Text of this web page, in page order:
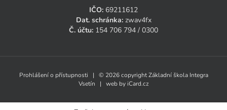
IČO: 69211612
Dat. schránka: zwav4fx
Č. účtu: 154 706 794 / 0300
Prohlášení o přístupnosti | © 2026 copyright Základní škola Integra
Vsetín | web by iCard.cz